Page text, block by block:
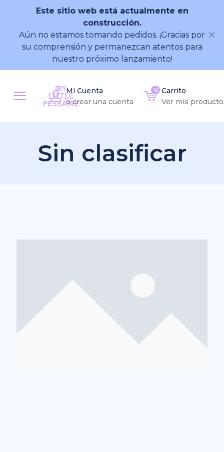
Este sitio web está actualmente en
construcción.
Aún no estamos tomando pedidos. ¡Gracias por
su comprensión y permanezcan atentos para
nuestro próximo lanzamiento!
✕
Mi Cuenta
o crear una cuenta
0
Carrito
Ver mis
Sin clasificar